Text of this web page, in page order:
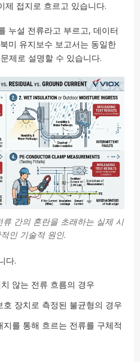
제 접지로 흐르고 있습니다.
누설 전류라고 부르고, 데이터
미 유지보수 보고서는 동일한
제로 설명할 수 있습니다.
간의 혼란을 초래하는 실제 시
인 기술적 원인.
다.
않는 전류 흐름의 경우
호 장치로 측정된 불균형의 경우
지를 통해 흐르는 전류를 구체적